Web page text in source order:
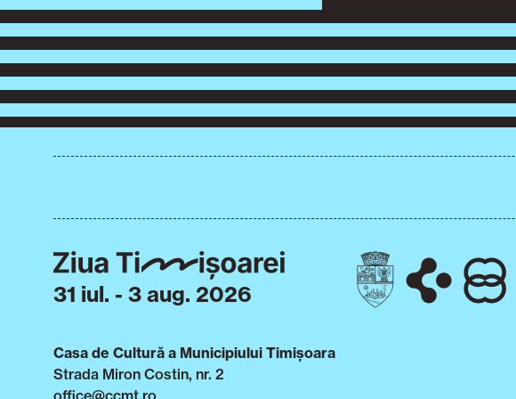
31 iul. - 3 aug. 2026
Casa de Cultură a Municipiului Timișoara
Strada Miron Costin, nr. 2
office@ccmt.ro